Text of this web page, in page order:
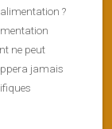
?
ne peut
jamais